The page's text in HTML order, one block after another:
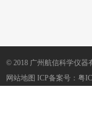
© 2018 广州航信科学仪器
网站地图 ICP备案号： 粤